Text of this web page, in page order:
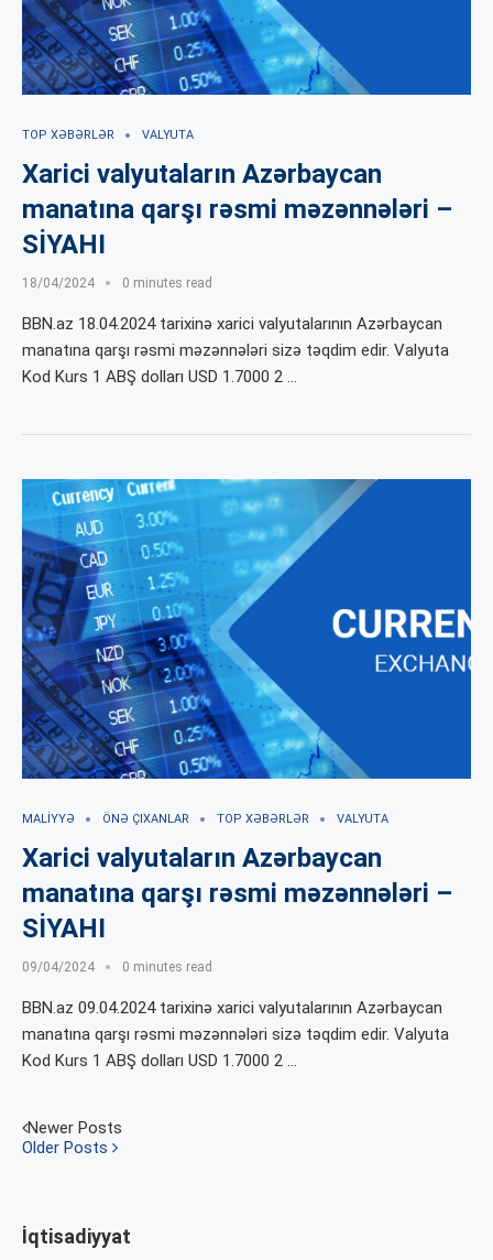
TOP XƏBƏRLƏR VALYUTA
Xarici valyutaların Azərbaycan
manatına qarşı rəsmi məzənnələri –
SİYAHI
18/04/2024 0 minutes read
BBN.az 18.04.2024 tarixinə xarici valyutalarının Azərbaycan
manatına qarşı rəsmi məzənnələri sizə təqdim edir. Valyuta
Kod Kurs 1 ABŞ dolları USD 1.7000 2 …
MALIYYƏ ÖNƏ ÇIXANLAR TOP XƏBƏRLƏR VALYUTA
Xarici valyutaların Azərbaycan
manatına qarşı rəsmi məzənnələri –
SİYAHI
09/04/2024 0 minutes read
BBN.az 09.04.2024 tarixinə xarici valyutalarının Azərbaycan
manatına qarşı rəsmi məzənnələri sizə təqdim edir. Valyuta
Kod Kurs 1 ABŞ dolları USD 1.7000 2 …
Newer Posts
Older Posts
İqtisadiyyat